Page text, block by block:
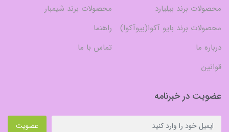
محصولات برند بیلیارد
محصولات برند شیمبار
محصولات برند بایو آکوا(بیوآکوا)
راهنما
درباره ما
تماس با ما
قوانین
عضویت در خبرنامه
عضویت